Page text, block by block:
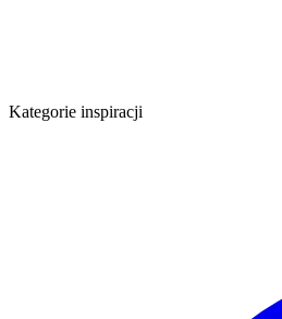
Kategorie inspiracji